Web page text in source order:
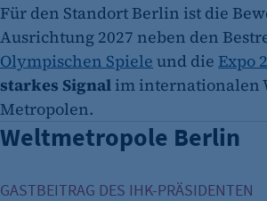
Für den Standort Berlin ist die
Ausrichtung 2027 neben den
Olympischen Spiele und die Expo
starkes Signal im internationalen
Metropolen.
Weltmetropole Berlin
GASTBEITRAG DES IHK-PRÄSIDENTEN